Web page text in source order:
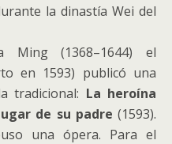
la dinastía Wei del
(1368–1644) el
en 1593) publicó una
tradicional: La heroína
de su padre (1593).
una ópera. Para el